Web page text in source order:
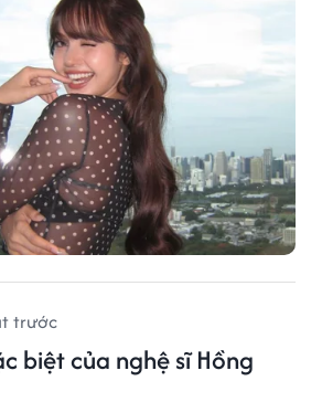
trước
biệt của nghệ sĩ Hồng